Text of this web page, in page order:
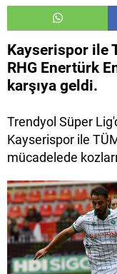
Kayserispor ile
RHG Enertürk
karşıya geldi.
Trendyol Süper
Kayserispor ile
mücadelede